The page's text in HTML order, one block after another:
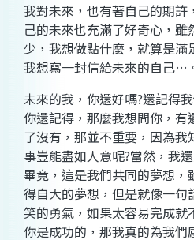
我對未來，也有著自己的期許
己的未來也充滿了好奇心，
少，我想做點什麼，就算是滿
我想寫一封信給未來的自己…
未來的我，你還好嗎?還記得
你還記得，那麼我想問你，有
了沒有，那並不重要，因為
事豈能盡如人意呢?當然，我
畢竟，這是我們共同的夢想，
得自大的夢想，但是就像一句
笑的勇氣，如果太容易完成
你是成功的，那我真的為我們